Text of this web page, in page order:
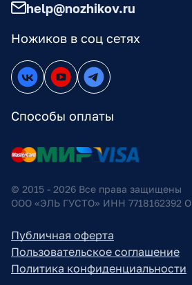
Ножиков в соц сетях
Способы оплаты
help@nozhikov.ru
© 2015 - 2026 Все права защищены
ООО «ЭЛЬ ГУСТО» ИНН 7718162392
Публичная оферта
Пользовательское соглашение
Политика конфиденциальности